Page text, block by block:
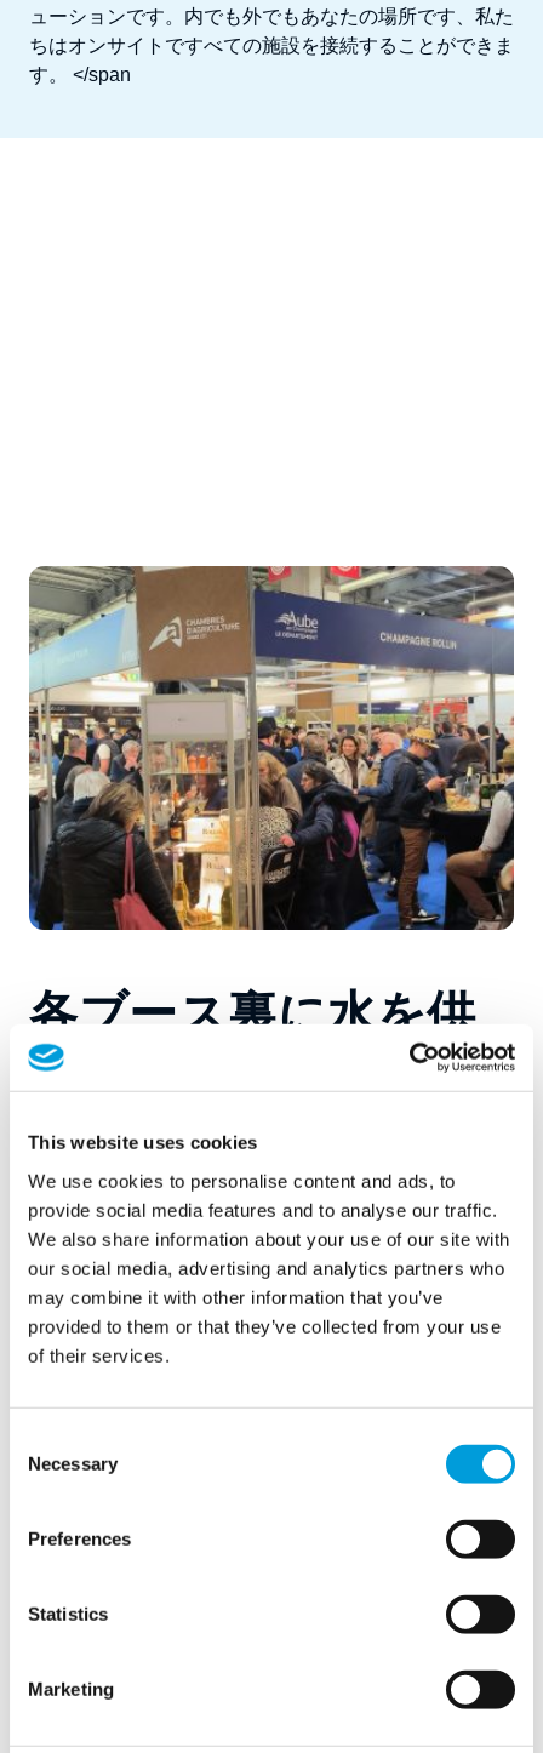
This website uses cookies
We use cookies to personalise content and ads, to
provide social media features and to analyse our traffic.
We also share information about your use of our site with
our social media, advertising and analytics partners who
may combine it with other information that you’ve
provided to them or that they’ve collected from your use
of their services.
Selection
Necessary
Preferences
Statistics
Marketing
ューションです。 内でも外でもあなたの場所です、 私た
ちはオンサイトですべての施設を接続することができま
す。
</span
各ブース裏に水を供
給
あなたは <span既成の会場や
<span data-contrast="auto" xml：
および廃棄
物
水から新しい接続の作成、または屋外の衛生設備ま
で、あらゆる会場に対応します。
圧縮空気やガス接続が必要ですか？それとも空気ろ過
か空気抽出か？ あなたの信頼できる ウォーター・パー
トナー あなたのイベントは、信頼性の高いソリューシ